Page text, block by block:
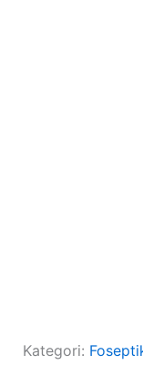
Kategori: